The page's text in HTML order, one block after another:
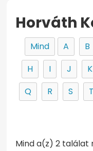
Horváth
Mind A B
H
I J K
Q
R S T
Mind a(z) 2 találat